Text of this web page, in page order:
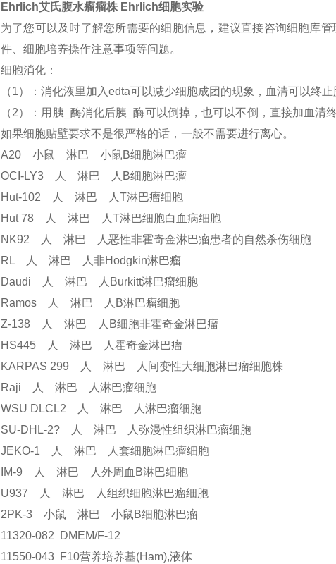
Ehrlich艾氏腹水瘤瘤株 Ehrlich细胞实验
为了您可以及时了解您所需要的细胞信息，建议直接咨询细胞库
件、细胞培养操作注意事项等问题。
细胞消化：
（1）：消化液里加入edta可以减少细胞成团的现象，血清可以终
（2）：用胰_酶消化后胰_酶可以倒掉，也可以不倒，直接加血清
如果细胞贴壁要求不是很严格的话，一般不需要进行离心。
A20 小鼠 淋巴 小鼠B细胞淋巴瘤
OCI-LY3 人 淋巴 人B细胞淋巴瘤
Hut-102 人 淋巴 人T淋巴瘤细胞
Hut 78 人 淋巴 人T淋巴细胞白血病细胞
NK92 人 淋巴 人恶性非霍奇金淋巴瘤患者的自然杀伤细胞
RL 人 淋巴 人非Hodgkin淋巴瘤
Daudi 人 淋巴 人Burkitt淋巴瘤细胞
Ramos 人 淋巴 人B淋巴瘤细胞
Z-138 人 淋巴 人B细胞非霍奇金淋巴瘤
HS445 人 淋巴 人霍奇金淋巴瘤
KARPAS 299 人 淋巴 人间变性大细胞淋巴瘤细胞株
Raji 人 淋巴 人淋巴瘤细胞
WSU DLCL2 人 淋巴 人淋巴瘤细胞
SU-DHL-2? 人 淋巴 人弥漫性组织淋巴瘤细胞
JEKO-1 人 淋巴 人套细胞淋巴瘤细胞
IM-9 人 淋巴 人外周血B淋巴细胞
U937 人 淋巴 人组织细胞淋巴瘤细胞
2PK-3 小鼠 淋巴 小鼠B细胞淋巴瘤
11320-082 DMEM/F-12
11550-043 F10营养培养基(Ham),液体